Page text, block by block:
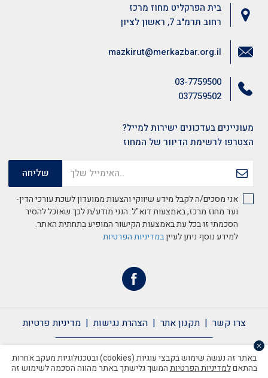
בית הפרקליט מחוז מרכז
רחוב תרמ"ב 7, ראשון לציון
03-7759500
037759502
mazkirut@merkazbar.org.il
מעוניינים בעדכונים ישירות למייל?
הצטרפו לרשימת הדיוור של המחוז
אני מסכים/ה לקבל מידע שיווקי והצעות ממועדון לשכת עורכי הדין-
ועד מחוז מרכז, באמצעות דוא"ל. הנני מודע/ת לכך שאוכל להסיר
הסכמתי זו בכל עת באמצעות הקישור המופיע בתחתית האתר.
למידע נוסף ניתן לעייןבמדיניות הפרטיות
צרו קשר תקנון אתר הצהרת נגישות מדיניות פרטיות
כל הזכויות שמורות לשכת עורכי הדין ©2020
צרו קשר תקנון אתר הצהרת נגישות מדיניות פרטיות
באתר זה נעשה שימוש בקבצי עוגיות (cookies) ובטכנולוגיות מעקב אחרות
בהתאםלמדיניות הפרטיותהמשך גלישתך באתר מהווה הסכמה לשימוש זה